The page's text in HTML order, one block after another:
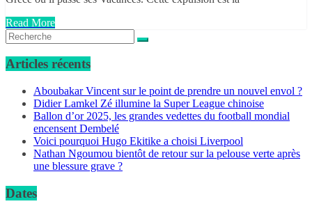
Read More
Articles récents
Aboubakar Vincent sur le point de prendre un nouvel envol ?
Didier Lamkel Zé illumine la Super League chinoise
Ballon d’or 2025, les grandes vedettes du football mondial
encensent Dembelé
Voici pourquoi Hugo Ekitike a choisi Liverpool
Nathan Ngoumou bientôt de retour sur la pelouse verte après
une blessure grave ?
Dates